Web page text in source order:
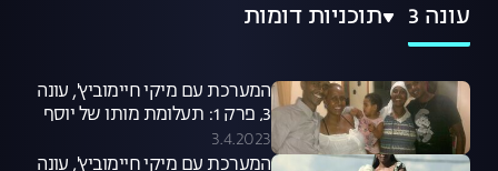
עונה 3 תוכניות דומות
המערכת עם מיקי חיימוביץ', עונה
3, פרק 1: תעלומת מותו של יוסף
סלמסה
3.4.2023
המערכת עם מיקי חיימוביץ', עונה